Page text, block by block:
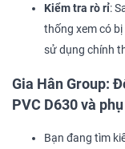
Kiểm tra rò rỉ:
thống xem có
sử dụng chính
Gia Hân Group:
PVC D630 và
Bạn đang tìm